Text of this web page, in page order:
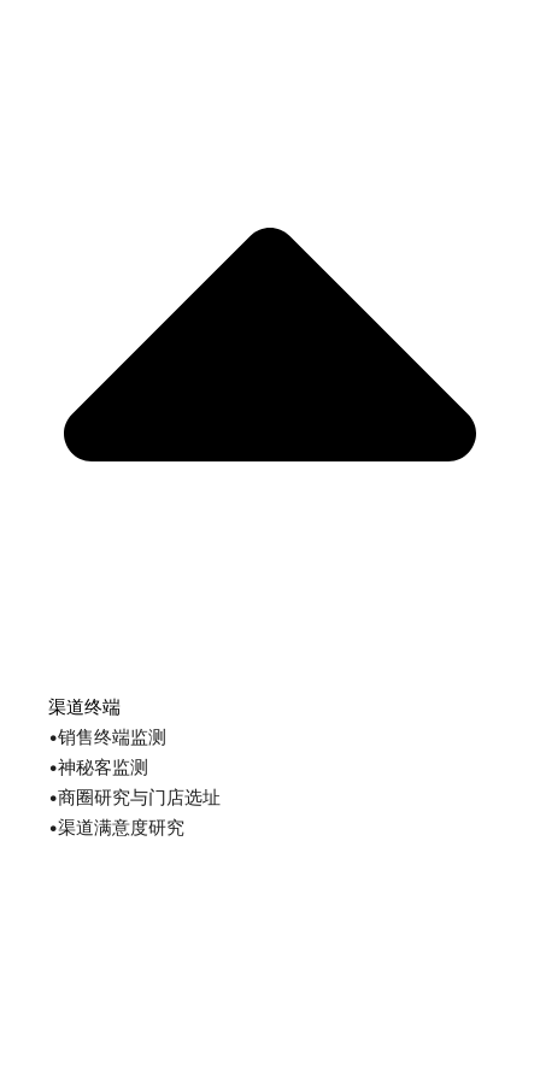
渠道终端
•销售终端监测
•神秘客监测
•商圈研究与门店选址
•渠道满意度研究